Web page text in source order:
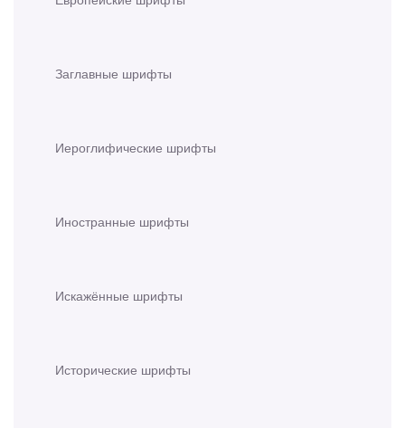
Заглавные шрифты
Иероглифические шрифты
Иностранные шрифты
Искажённые шрифты
Исторические шрифты